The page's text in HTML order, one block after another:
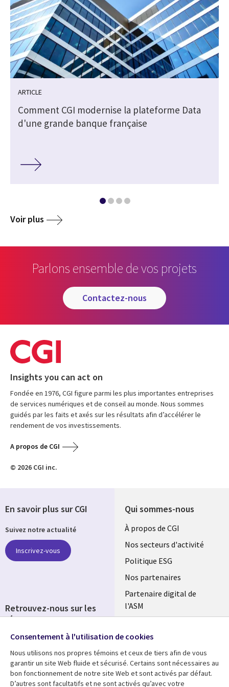
ARTICLE
Comment CGI modernise la plateforme Data
d'une grande banque française
Voir plus
Parlons ensemble de vos projets
contactez-nous
Insights you can act on
Fondée en 1976, CGI figure parmi les plus importantes entreprises
de services numériques et de conseil au monde. Nous sommes
guidés par les faits et axés sur les résultats afin d’accélérer le
rendement de vos investissements.
A propos de CGI
© 2026 CGI inc.
Qui sommes-nous
Useful
links
FRANCE
À propos de CGI
Nos secteurs d'activité
Politique ESG
Nos partenaires
Partenaire digital de
l'ASM
Fusions
Ressources Support
En savoir plus sur CGI
Suivez notre actualité
Inscrivez-vous
Retrouvez-nous sur les
réseaux
Social
Media
FRANCE
Consentement à l'utilisation de cookies
Nous utilisons nos propres témoins et ceux de tiers afin de vous
garantir un site Web fluide et sécurisé. Certains sont nécessaires au
bon fonctionnement de notre site Web et sont activés par défaut.
D’autres sont facultatifs et ne sont activés qu’avec votre